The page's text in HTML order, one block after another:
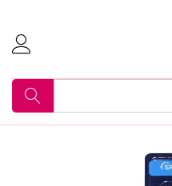
جستجو